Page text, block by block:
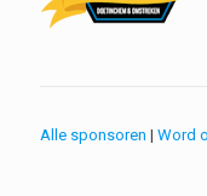
Alle sponsoren | Word